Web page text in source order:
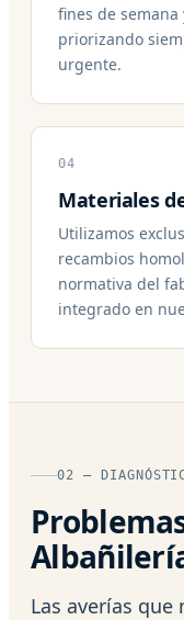
fines de
priorizando
urgente.
04
Materiales
Utilizamos
recambios
normativa del
integrado en
02 —
Las averías que